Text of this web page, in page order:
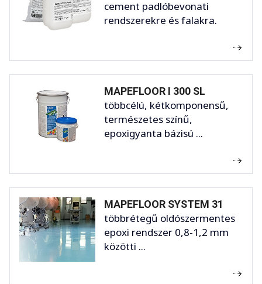
cement padlóbevonati
rendszerekre és falakra.
MAPEFLOOR I 300 SL
többcélú, kétkomponensű,
természetes színű,
epoxigyanta bázisú ...
MAPEFLOOR SYSTEM 31
többrétegű oldószermentes
epoxi rendszer 0,8-1,2 mm
közötti ...